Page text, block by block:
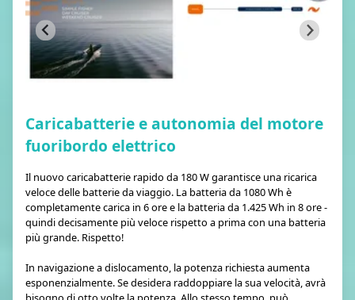
Caricabatterie e autonomia del motore
fuoribordo elettrico
Il nuovo caricabatterie rapido da 180 W garantisce una ricarica
veloce delle batterie da viaggio. La batteria da 1080 Wh è
completamente carica in 6 ore e la batteria da 1.425 Wh in 8 ore -
quindi decisamente più veloce rispetto a prima con una batteria
più grande. Rispetto!
In navigazione a dislocamento, la potenza richiesta aumenta
esponenzialmente. Se desidera raddoppiare la sua velocità, avrà